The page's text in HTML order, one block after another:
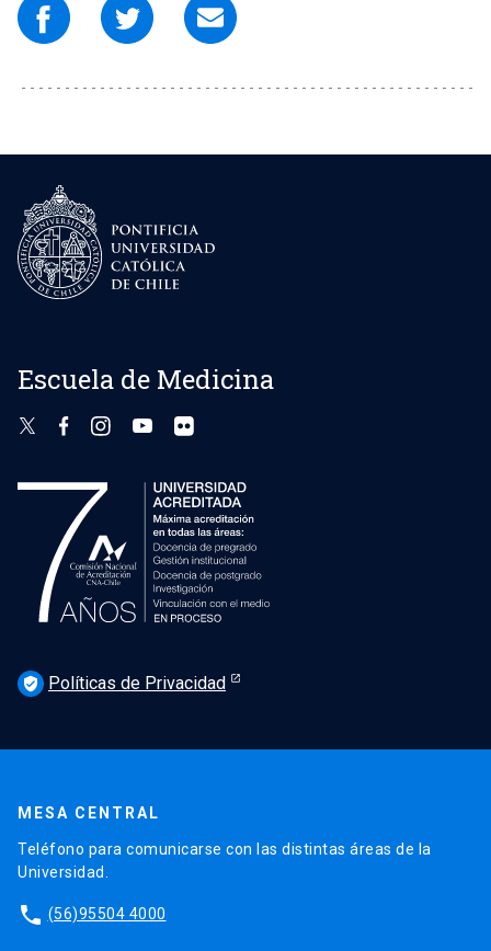
Escuela de Medicina
verified_user Políticas de Privacidad
MESA CENTRAL
Teléfono para comunicarse con las distintas áreas de la
Universidad.
phone (56)95504 4000